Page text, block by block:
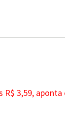
3,59,